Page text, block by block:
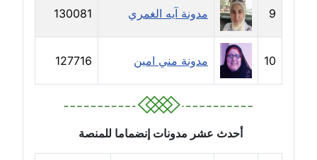
مدونة دعاء الشاهد
عاملة
مدونة دينا عاصم
عاملة
عاملة
9 مدونة آيه الغمري 130081
10 مدونة مني امين 127716
أحدث عشر مدونات إنضماما للمنصة